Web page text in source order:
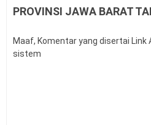
Panduan Cara Aktivasi MFA
MTS, MA, MAK
Syarat dan Jadwal
PROVINSI JAWA BARAT
Maaf, Komentar yang disertai
sistem